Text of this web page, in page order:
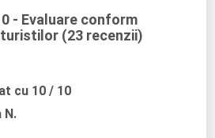
- Evaluare conform
(23 recenzii)
cu 10 / 10
N.